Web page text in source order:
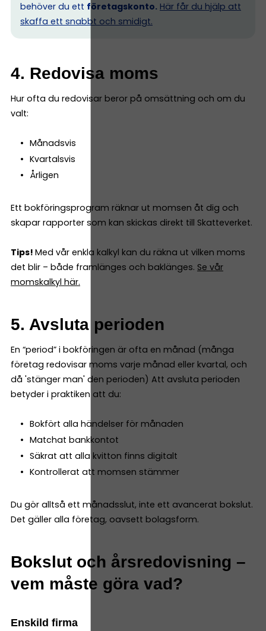
behöver du ett företagskonto. Här får du hjälp att
skaffa ett snabbt och smidigt.
4. Redovisa moms
Hur ofta du redovisar beror på omsättning och om du
valt:
Månadsvis
Kvartalsvis
Årligen
Ett bokföringsprogram räknar ut momsen åt dig och
skapar rapporter som kan skickas direkt till Skatteverket.
Tips! Med vår enkla kalkyl kan du räkna ut vilken moms
det blir – både framlänges och baklänges. Se vår
momskalkyl här.
5. Avsluta perioden
En “period” i bokföringen är ofta en månad (många
företag redovisar moms varje månad eller kvartal, och
då 'stänger man' den perioden) Att avsluta perioden
betyder i praktiken att du:
Bokfört alla händelser för månaden
Matchat bankkontot
Säkrat att alla kvitton finns digitalt
Kontrollerat att momsen stämmer
Du gör alltså ett månadsslut, inte ett avancerat bokslut.
Det gäller alla företag, oavsett bolagsform.
Bokslut och årsredovisning –
vem måste göra vad?
Enskild firma